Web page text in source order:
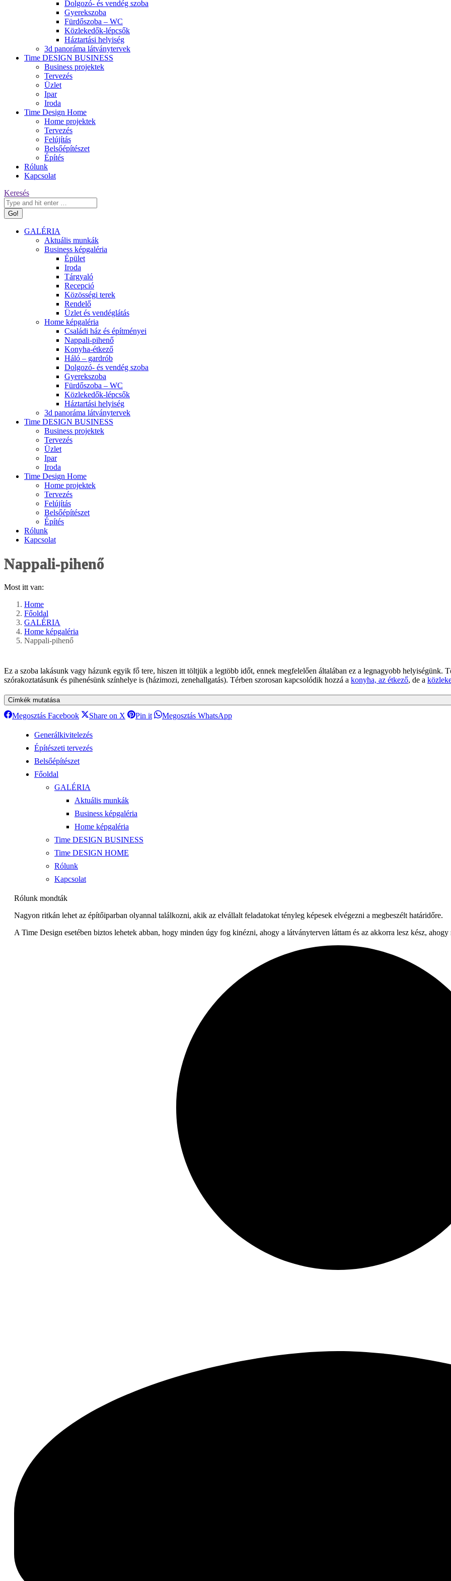
Dolgozó- és vendég szoba
Gyerekszoba
Fürdőszoba – WC
Közlekedők-lépcsők
Háztartási helyiség
3d panoráma látványtervek
Time DESIGN BUSINESS
Business projektek
Tervezés
Üzlet
Ipar
Iroda
Time Design Home
Home projektek
Tervezés
Felújítás
Belsőépítészet
Építés
Rólunk
Kapcsolat
Keresés:
Keresés
GALÉRIA
Aktuális munkák
Business képgaléria
Épület
Iroda
Tárgyaló
Recepció
Közösségi terek
Rendelő
Üzlet és vendéglátás
Home képgaléria
Családi ház és építményei
Nappali-pihenő
Konyha-étkező
Háló – gardrób
Dolgozó- és vendég szoba
Gyerekszoba
Fürdőszoba – WC
Közlekedők-lépcsők
Háztartási helyiség
3d panoráma látványtervek
Time DESIGN BUSINESS
Business projektek
Tervezés
Üzlet
Ipar
Iroda
Time Design Home
Home projektek
Tervezés
Felújítás
Belsőépítészet
Építés
Rólunk
Kapcsolat
Nappali-pihenő
Most itt van:
Home
Főoldal
GALÉRIA
Home képgaléria
Nappali-pihenő
Ez a szoba lakásunk vagy házunk egyik fő tere, hiszen itt töltjük a legtöbb időt, ennek megfelelően általában ez a legnagyobb
szórakoztatásunk és pihenésünk színhelye is (házimozi, zenehallgatás). Térben szorosan kapcsolódik hozzá a konyha, az étkező, de a
Megosztás FacebookMegosztás
Share on X Megosztás
Pin itMegosztás
Megosztás WhatsAppMegosztás
Generálkivitelezés
Építészeti tervezés
Belsőépítészet
Főoldal
GALÉRIA
Aktuális munkák
Business képgaléria
Home képgaléria
Time DESIGN BUSINESS
Time DESIGN HOME
Rólunk
Kapcsolat
Rólunk mondták
Nagyon ritkán lehet az építőiparban olyannal találkozni, akik az elvállalt feladatokat tényleg képesek elvégezni a megbeszélt határidőre.
A Time Design esetében biztos lehetek abban, hogy minden úgy fog kinézni, ahogy a látványterven láttam és az akkorra lesz kész, ahogy